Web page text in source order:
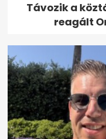
Távozik a
reagált